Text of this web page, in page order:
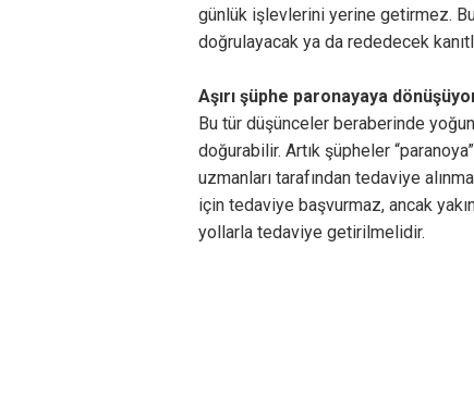
günlük işlevlerini yerine getirmez.
doğrulayacak ya da rededecek
Aşırı şüphe paronayaya
Bu tür düşünceler beraberinde
doğurabilir. Artık şüpheler
uzmanları tarafından tedaviye
için tedaviye başvurmaz, ancak
yollarla tedaviye getirilmelidir.